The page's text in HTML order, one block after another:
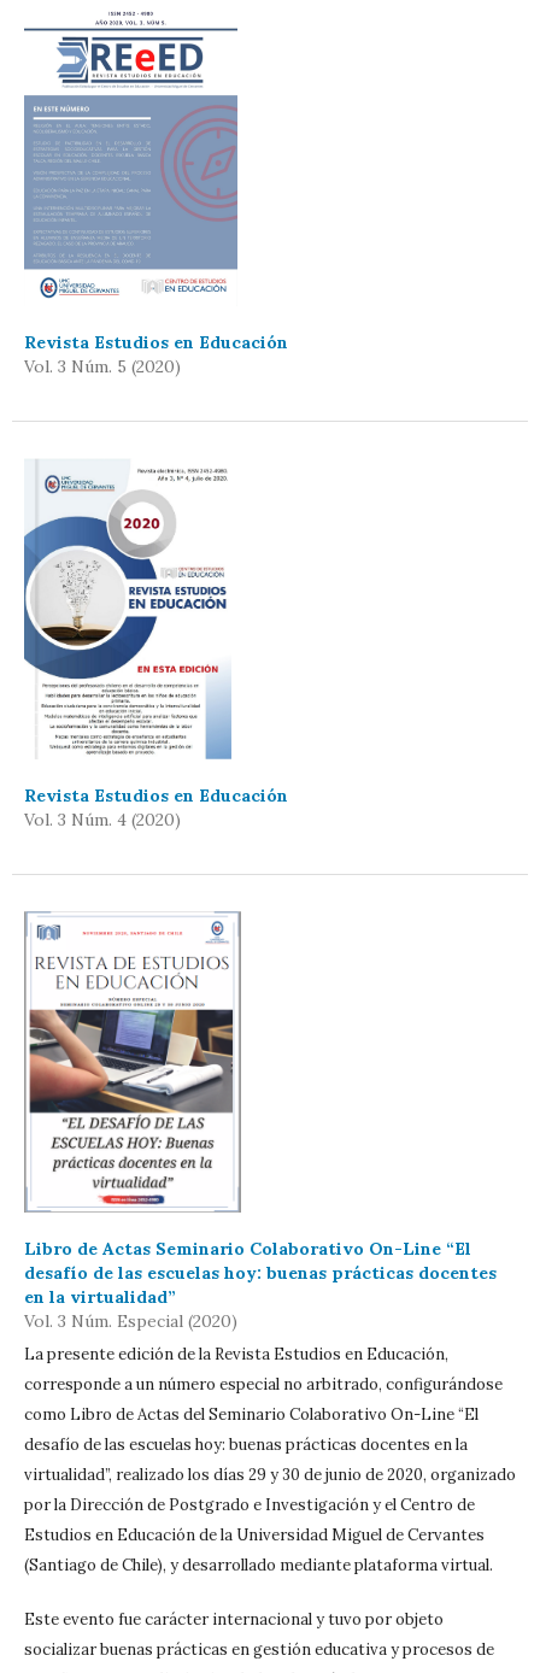
Revista Estudios en Educación
Vol. 3 Núm. 5 (2020)
Revista Estudios en Educación
Vol. 3 Núm. 4 (2020)
Libro de Actas Seminario Colaborativo On-Line “El
desafío de las escuelas hoy: buenas prácticas docentes
en la virtualidad”
Vol. 3 Núm. Especial (2020)
La presente edición de la Revista Estudios en Educación,
corresponde a un número especial no arbitrado, configurándose
como Libro de Actas del Seminario Colaborativo On-Line “El
desafío de las escuelas hoy: buenas prácticas docentes en la
virtualidad”, realizado los días 29 y 30 de junio de 2020, organizado
por la Dirección de Postgrado e Investigación y el Centro de
Estudios en Educación de la Universidad Miguel de Cervantes
(Santiago de Chile), y desarrollado mediante plataforma virtual.
Este evento fue carácter internacional y tuvo por objeto
socializar buenas prácticas en gestión educativa y procesos de